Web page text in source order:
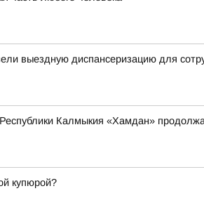
выездную диспансеризацию для
Калмыкия «Хамдан»
купюрой?